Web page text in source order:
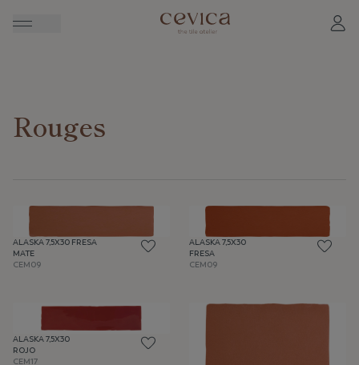
Rouges
ALASKA 7,5X30 FRESA
MATE
CEM09
ALASKA 7,5X30
FRESA
CEM09
ALASKA 7,5X30
ROJO
CEM17